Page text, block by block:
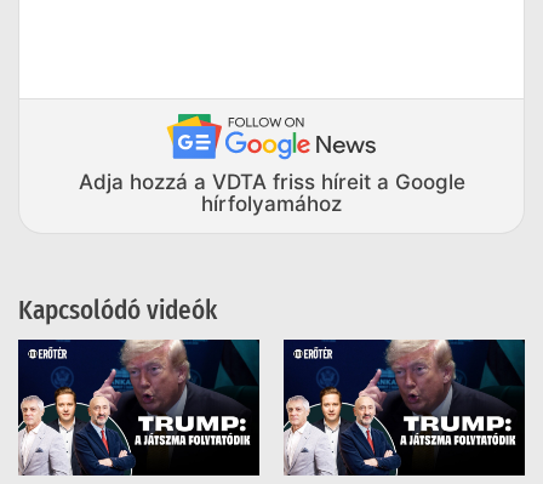
Adja hozzá a VDTA friss híreit a Google
hírfolyamához
Kapcsolódó videók